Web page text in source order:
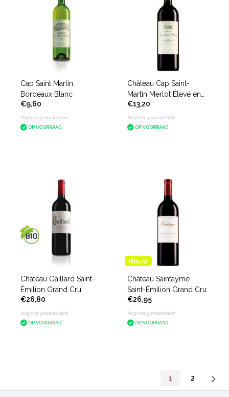
Cap Saint Martin
Bordeaux Blanc
€9,60
Nog niet gewaardeerd
OP VOORRAAD
Château Cap Saint-
Martin Merlot Élevé en
Fût de Chêne
€13,20
Nog niet gewaardeerd
OP VOORRAAD
Château Gaillard Saint-
Émilion Grand Cru
€26,80
Nog niet gewaardeerd
OP VOORRAAD
Nieuw
Château Saintayme
Saint-Émilion Grand Cru
€26,95
Nog niet gewaardeerd
OP VOORRAAD
1 2